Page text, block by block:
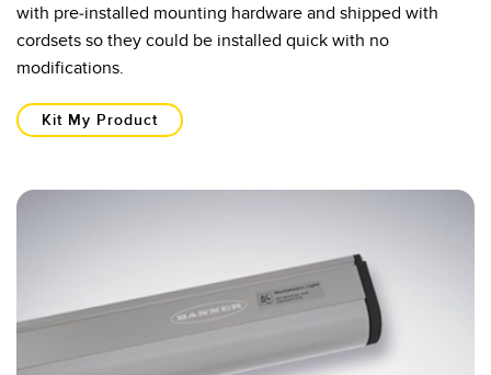
with pre-installed mounting hardware and shipped with
cordsets so they could be installed quick with no
modifications.
Kit My Product